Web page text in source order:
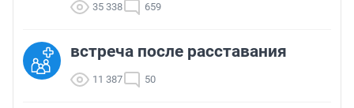
35 338 659
встреча после расставания
11 387 50